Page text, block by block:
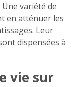
variété de
en atténuer les
Leur
dispensées à
vie sur